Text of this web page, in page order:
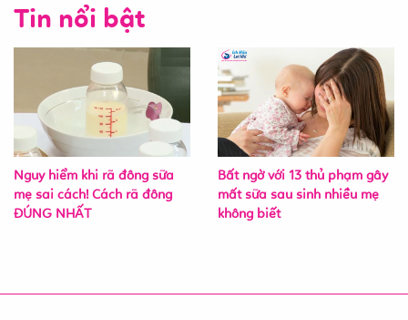
Tin nổi bật
Nguy hiểm khi rã đông sữa
mẹ sai cách! Cách rã đông
ĐÚNG NHẤT
Bất ngờ với 13 thủ phạm gây
mất sữa sau sinh nhiều mẹ
không biết